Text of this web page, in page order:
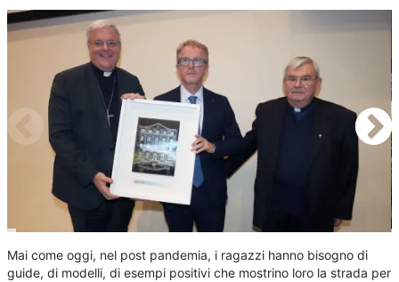
Mai come oggi, nel post pandemia, i ragazzi hanno bisogno di
guide, di modelli, di esempi positivi che mostrino loro la strada per